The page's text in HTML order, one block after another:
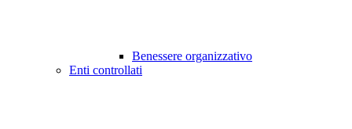
Benessere organizzativo
Enti controllati